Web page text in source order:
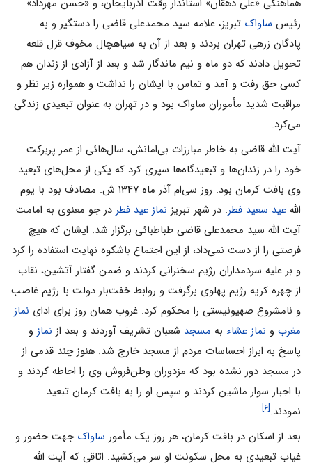
رئیس ساواک تبریز، علامه سید محمدعلی قاضی را دستگیر و به
پادگان زرهی تهران بردند و بعد از آن به سیاهچال مخوف قزل قلعه
تحویل دادند که دو ماه و نیم ماندگار شد و بعد از آزادی از زندان هم
کسی حق رفت و آمد و تماس با ایشان را نداشت و همواره زیر نظر و
مراقبت شدید مأموران ساواک بود و در تهران به عنوان تبعیدی زندگی
می‌کرد.
آیت الله قاضی به خاطر مبارزات بی‌امانش، سال‌هائی از عمر پربرکت
خود را در زندان‌ها و تبعیدگاه‌ها سپری کرد که یکی از محل‌های تبعید
وی بافت کرمان بود. روز سی‌ام آذر ماه ۱۳۴۷ ش. مصادف بود با یوم
الله عید سعید فطر. در شهر تبریز نماز عید فطر در جو معنوی به امامت
آیت الله سید محمدعلی قاضی طباطبائی برگزار شد. ایشان که هیچ
فرصتی را از دست نمی‌داد، از این اجتماع باشکوه نهایت استفاده را کرد
و بر علیه سردمداران رژیم سخنرانی کردند و ضمن گفتار آتشین، نقاب
از چهره کریه رژیم پهلوی برگرفت و روابط خفت‌بار دولت با رژیم غاصب
و نامشروع صهیونیستی را محکوم کرد. غروب همان روز برای ادای ‌ نماز
مغرب و نماز عشاء‌ به مسجد شعبان تشریف آوردند و بعد از نماز و
پاسخ به ابراز احساسات مردم از مسجد خارج شد. هنوز چند قدمی از
در مسجد دور نشده بود که مزدوران وطن‌فروش وی را احاطه کردند و
با اجبار سوار ماشین کردند و سپس او را به بافت کرمان تبعید
نمودند.[۶]
بعد از اسکان در بافت کرمان، هر روز یک مأمور ساواک جهت حضور و
غیاب تبعیدی به محل سکونت او سر می‌کشید. اتاقی که آیت الله